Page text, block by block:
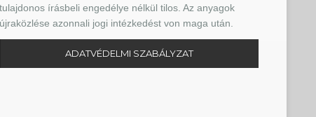
tulajdonos írásbeli engedélye nélkül tilos. Az anyagok
újraközlése azonnali jogi intézkedést von maga után.
ADATVÉDELMI SZABÁLYZAT